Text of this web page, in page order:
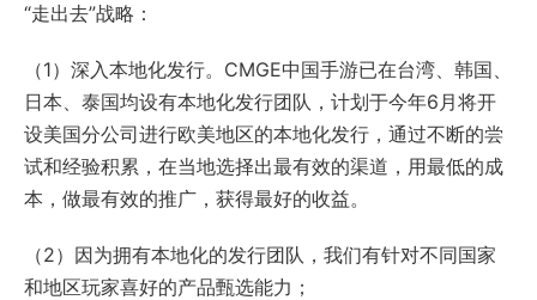
“走出去”战略：
（1）深入本地化发行。CMGE中国手游已在台湾、韩国、
日本、泰国均设有本地化发行团队，计划于今年6月将开
设美国分公司进行欧美地区的本地化发行，通过不断的尝
试和经验积累，在当地选择出最有效的渠道，用最低的成
本，做最有效的推广，获得最好的收益。
（2）因为拥有本地化的发行团队，我们有针对不同国家
和地区玩家喜好的产品甄选能力；